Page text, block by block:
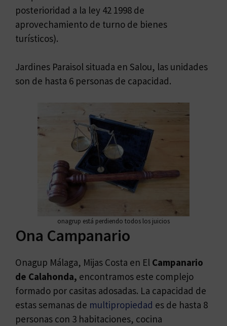
posterioridad a la ley 42 1998 de
aprovechamiento de turno de bienes
turísticos).
Jardines Paraisol situada en Salou, las unidades
son de hasta 6 personas de capacidad.
onagrup está perdiendo todos los juicios
Ona Campanario
Onagup Málaga, Mijas Costa en El Campanario
de Calahonda, encontramos este complejo
formado por casitas adosadas. La capacidad de
estas semanas de multipropiedad es de hasta 8
personas con 3 habitaciones, cocina